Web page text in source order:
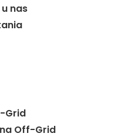
nas
Grid
Off-Grid